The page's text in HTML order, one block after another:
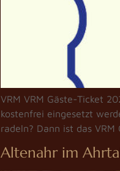
VRM VRM Gäste-Ticket
kostenfrei eingesetzt
radeln? Dann ist das
Altenahr im